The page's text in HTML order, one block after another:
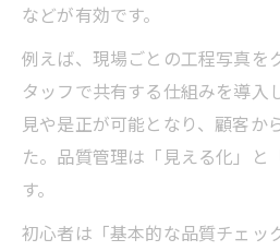
などが有効です。
例えば、現場ごとの工程写真を
タッフで共有する仕組みを導入
見や是正が可能となり、顧客か
た。品質管理は「見える化」と
す。
初心者は「基本的な品質チェッ